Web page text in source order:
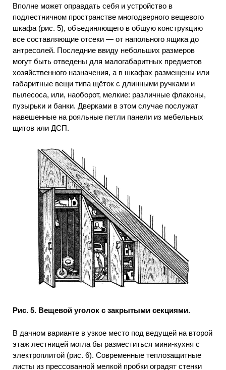
Вполне может оправдать себя и устройство в
подлестничном пространстве многодверного вещевого
шкафа (рис. 5), объединяющего в общую конструкцию
все составляющие отсеки — от напольного ящика до
антресолей. Последние ввиду небольших размеров
могут быть отведены для малогабаритных предметов
хозяйственного назначения, а в шкафах размещены или
габаритные вещи типа щёток с длинными ручками и
пылесоса, или, наоборот, мелкие: различные флаконы,
пузырьки и банки. Дверками в этом случае послужат
навешенные на рояльные петли панели из мебельных
щитов или ДСП.
Рис. 5. Вещевой уголок с закрытыми секциями.
В дачном варианте в узкое место под ведущей на второй
этаж лестницей могла бы разместиться мини-кухня с
электроплитой (рис. 6). Современные теплозащитные
листы из прессованной мелкой пробки оградят стенки